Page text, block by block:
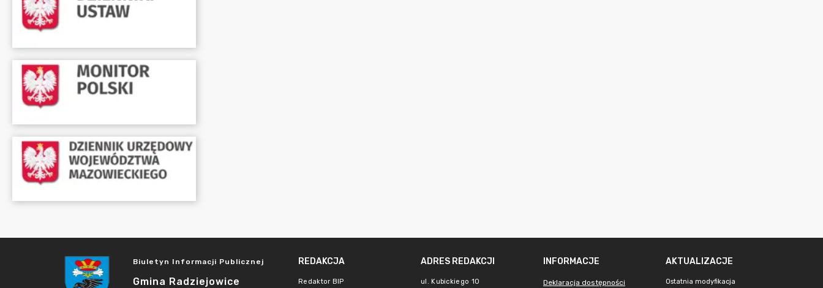
Biuletyn Informacji Publicznej
Gmina Radziejowice
REDAKCJA
Redaktor BIP
ADRES REDAKCJI
ul. Kubickiego 10
INFORMACJE
Deklaracja dostępności
AKTUALIZACJE
Ostatnia modyfikacja